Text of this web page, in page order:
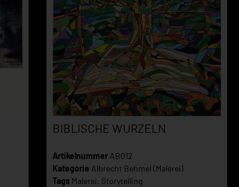
BIBLISCHE WURZELN
Artikelnummer AB012
Kategorie Albrecht Behmel (Malerei)
Tags Malerei, Storytelling